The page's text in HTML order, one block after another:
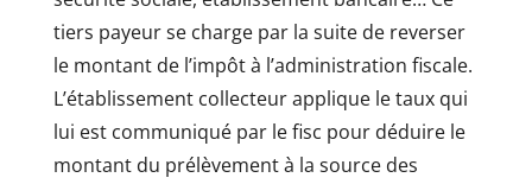
tiers payeur se charge par la suite de reverser
le montant de l’impôt à l’administration fiscale.
L’établissement collecteur applique le taux qui
lui est communiqué par le fisc pour déduire le
montant du prélèvement à la source des